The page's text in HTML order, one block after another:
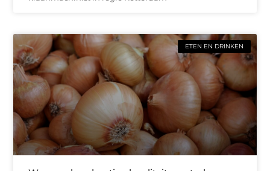
ETEN EN DRINKEN